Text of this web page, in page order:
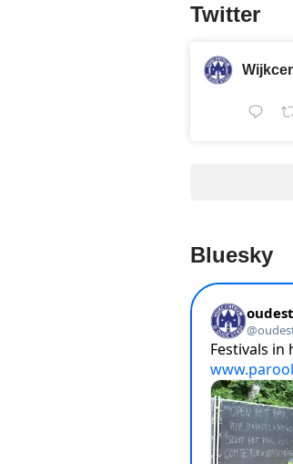
Twitter
Bluesky